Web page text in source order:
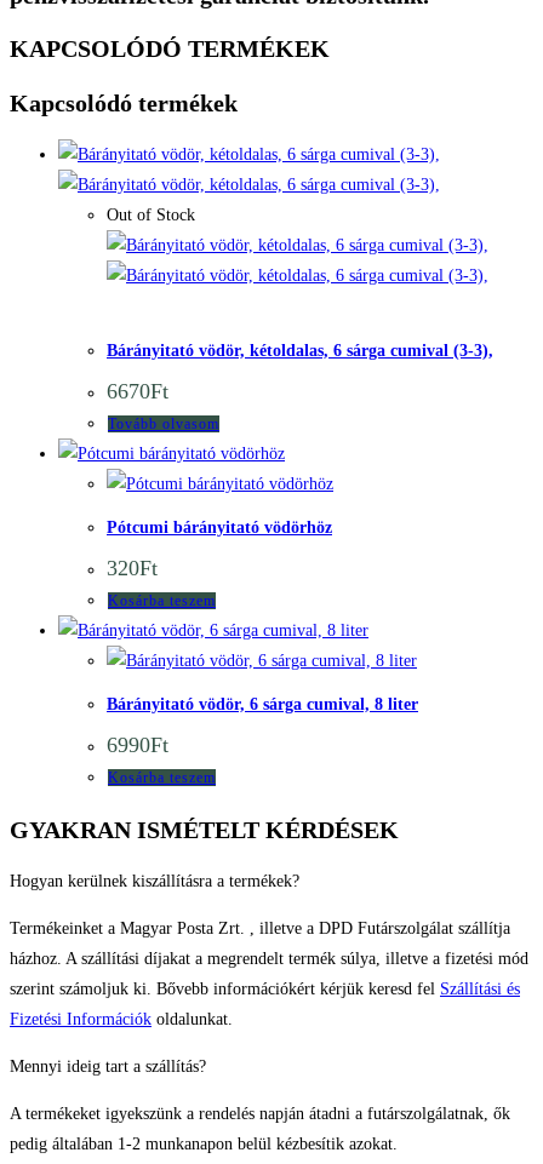
KAPCSOLÓDÓ TERMÉKEK
Kapcsolódó termékek
Out of Stock
Bárányitató vödör, kétoldalas, 6 sárga cumival (3-3),
6670Ft
Tovább olvasom
Pótcumi bárányitató vödörhöz
320Ft
Kosárba teszem
Bárányitató vödör, 6 sárga cumival, 8 liter
6990Ft
Kosárba teszem
GYAKRAN ISMÉTELT KÉRDÉSEK
Hogyan kerülnek kiszállításra a termékek?
Termékeinket a Magyar Posta Zrt. , illetve a DPD Futárszolgálat szállítja
házhoz. A szállítási díjakat a megrendelt termék súlya, illetve a fizetési mód
szerint számoljuk ki. Bővebb információkért kérjük keresd fel Szállítási és
Fizetési Információk oldalunkat.
Mennyi ideig tart a szállítás?
A termékeket igyekszünk a rendelés napján átadni a futárszolgálatnak, ők
pedig általában 1-2 munkanapon belül kézbesítik azokat.